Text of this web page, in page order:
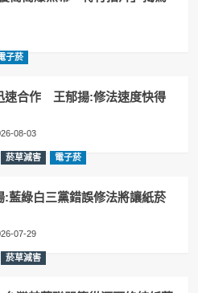
子菸
速合作 王郁揚:修法速度快得
08-03
菸草減害 電子菸
綠白三黨錯誤修法將讓紙菸
07-29
菸草減害